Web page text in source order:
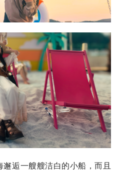
邂逅一艘艘洁白的小船，而且